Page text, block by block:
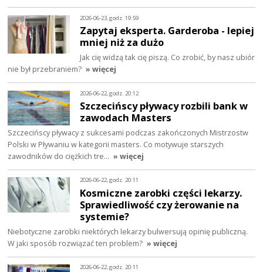
2026-06-23, godz. 19:59
Zapytaj eksperta. Garderoba - lepiej
mniej niż za dużo
Jak cię widzą tak cię piszą. Co zrobić, by nasz ubiór
nie był przebraniem? » więcej
2026-06-22, godz. 20:12
Szczecińscy pływacy rozbili bank w
zawodach Masters
Szczecińscy pływacy z sukcesami podczas zakończonych Mistrzostw
Polski w Pływaniu w kategorii masters. Co motywuje starszych
zawodników do ciężkich tre… » więcej
2026-06-22, godz. 20:11
Kosmiczne zarobki części lekarzy.
Sprawiedliwość czy żerowanie na
systemie?
Niebotyczne zarobki niektórych lekarzy bulwersują opinię publiczną.
W jaki sposób rozwiązać ten problem? » więcej
2026-06-22, godz. 20:11